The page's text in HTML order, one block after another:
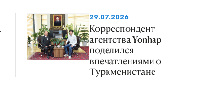
29.07.2026
Корреспондент
агентства Yonhap
поделился
впечатлениями о
Туркменистане